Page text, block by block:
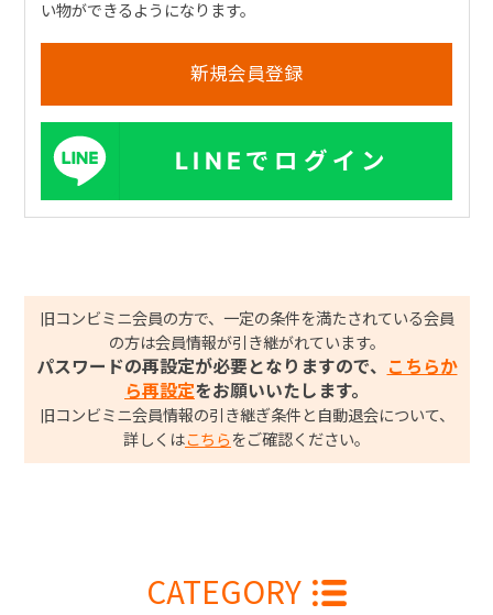
い物ができるようになります。
LINEでログイン
旧コンビミニ会員の方で、一定の条件を満たされている会員
の方は会員情報が引き継がれています。
パスワードの再設定が必要となりますので、
こちらか
ら再設定をお願いいたします。
旧コンビミニ会員情報の引き継ぎ条件と自動退会について、
詳しくはこちら をご確認ください。
CATEGORY